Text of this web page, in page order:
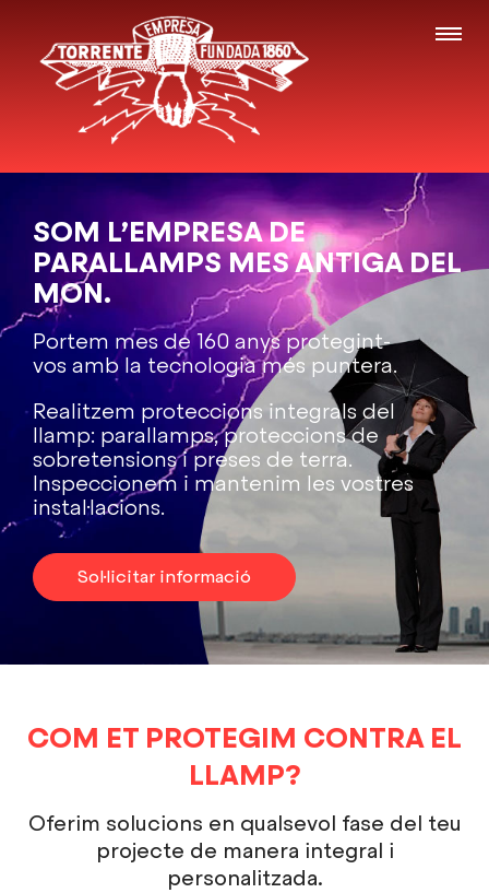
SOM L’EMPRESA DE
PARALLAMPS MES ANTIGA DEL
MON.
Portem mes de 160 anys protegint-
vos amb la tecnologia més puntera.
Realitzem proteccions integrals del
llamp: parallamps, proteccions de
sobretensions i preses de terra.
Inspeccionem i mantenim les vostres
instal·lacions.
Sol·licitar informació
COM ET PROTEGIM CONTRA EL
LLAMP?
Oferim solucions en qualsevol fase del teu
projecte de manera integral i
personalitzada.